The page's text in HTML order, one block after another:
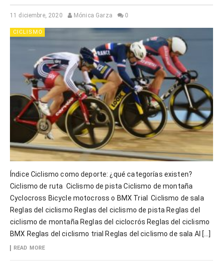
11 diciembre, 2020 Mónica Garza 0
CICLISMO
Índice Ciclismo como deporte: ¿qué categorías existen?
Ciclismo de ruta Ciclismo de pista Ciclismo de montaña
Cyclocross Bicycle motocross o BMX Trial Ciclismo de sala
Reglas del ciclismo Reglas del ciclismo de pista Reglas del
ciclismo de montaña Reglas del ciclocrós Reglas del ciclismo
BMX Reglas del ciclismo trial Reglas del ciclismo de sala Al […]
READ MORE